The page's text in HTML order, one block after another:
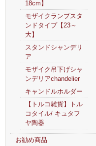
18cm】
モザイクランプスタ
ンドタイプ【23～
大】
スタンドシャンデリ
ア
モザイク吊下げシャ
ンデリアchandelier
キャンドルホルダー
【トルコ雑貨】トル
コタイル/ キュタフ
ヤ陶器
お勧め商品